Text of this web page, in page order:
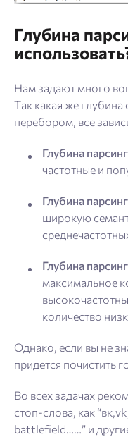
Глубина
Нам задают много
Так какая же глубина
перебором, все
Глубина
частотные и
Глубина
широкую
Глубина
максимальное
количество
Однако, если вы не
придется почистить
Во всех задачах
стоп-слова, как
battlefield……” и